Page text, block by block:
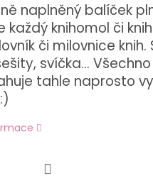
naplněný balíček
každý knihomol či
či milovnice knih.
svíčka...
tahle naprosto